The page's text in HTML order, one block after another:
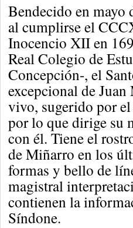
Bendecido en
al cumplirse el
Inocencio XII en
Real Colegio de
Concepción-, el
excepcional de
vivo, sugerido por
por lo que dirige su
con él. Tiene el
de Miñarro en los
formas y bello de
magistral
contienen la
Síndone.